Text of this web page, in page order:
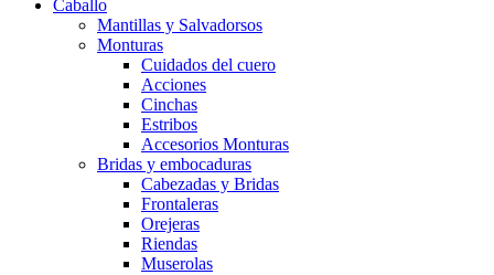
Caballo
Mantillas y Salvadorsos
Monturas
Cuidados del cuero
Acciones
Cinchas
Estribos
Accesorios Monturas
Bridas y embocaduras
Cabezadas y Bridas
Frontaleras
Orejeras
Riendas
Muserolas